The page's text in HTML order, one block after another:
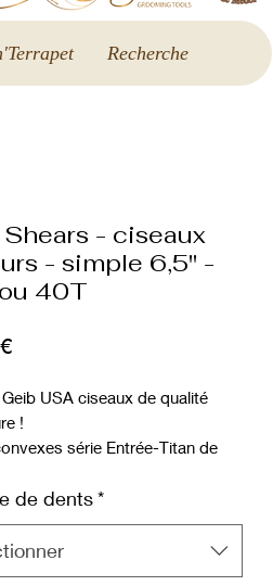
Recherche
- ciseaux
- simple 6,5" -
40T
Prix
USA ciseaux de qualité
!
série Entrée-Titan de
: Ciseaux de finition
première qualité avec micro-
sur une face.
de dents*